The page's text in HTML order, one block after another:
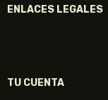
ENLACES LEGALES
TU CUENTA